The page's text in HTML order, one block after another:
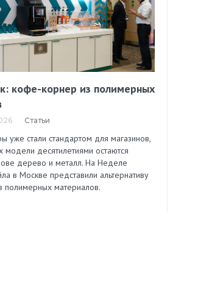
кофе-корнер из полимерных
Статьи
уже стали стандартом для магазинов,
модели десятилетиями остаются
дерево и металл. На Неделе
в Москве представили альтернативу
материалов.